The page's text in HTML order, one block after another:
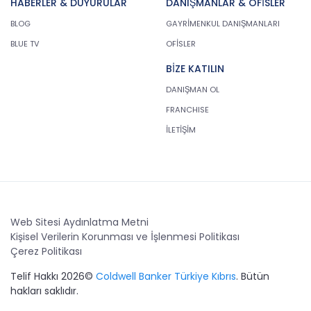
kişisel veriler işlenmeden önce veri sahiplerinin
bilgisine sunmakla yükümlüdür. Kişisel veriler
belirtilen meşru ve hukuka uygun amaçlar
4. İşlendikleri Amaçla Bağlantılı, Sınırlı ve Ölçülü
CB Gayrimenkul Franchising Pazarlama ve
gerçekleştirilmesi ile ilgili olmayan veya ihtiyaç
5. İlgili Mevzuatta Öngörülen veya İşlendikleri
Amaç İçin Gerekli Olan Süre Kadar Muhafaza
Etme
CB Gayrimenkul Franchising Pazarlama ve
BLOG
BLUE TV
GAYRİMENKUL DANIŞMANLARI
OFİSLER
BİZE KATILIN
DANIŞMAN OL
FRANCHISE
İLETİŞİM
Web Sitesi Aydınlatma Metni
Kişisel Verilerin Korunması ve İşlenmesi Politikası
Çerez Politikası
Telif Hakkı 2026© Coldwell Banker Türkiye Kıbrıs. Bütün
hakları saklıdır.